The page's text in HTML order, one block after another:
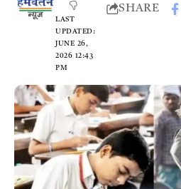
LAST
UPDATED:
JUNE 26,
2026 12:43
PM
SHARE